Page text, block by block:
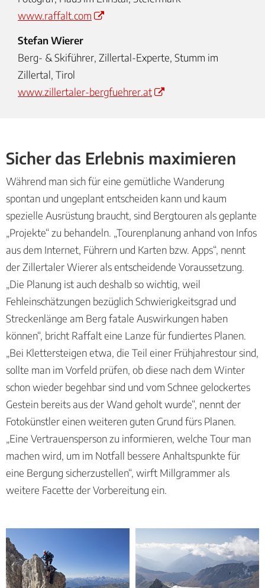
www.raffalt.com
Stefan Wierer
Berg- & Skiführer, Zillertal-Experte, Stumm im
Zillertal, Tirol
www.zillertaler-bergfuehrer.at
Sicher das Erlebnis maximieren
Während man sich für eine gemütliche Wanderung
spontan und ungeplant entscheiden kann und kaum
spezielle Ausrüstung braucht, sind Bergtouren als geplante
„Projekte“ zu behandeln. „Tourenplanung anhand von Infos
aus dem Internet, Führern und Karten bzw. Apps“, nennt
der Zillertaler Wierer als entscheidende Voraussetzung.
„Die Planung ist auch deshalb so wichtig, weil
Fehleinschätzungen bezüglich Schwierigkeitsgrad und
Streckenlänge am Berg fatale Auswirkungen haben
können“, bricht Raffalt eine Lanze für fundiertes Planen.
„Bei Klettersteigen etwa, die Teil einer Frühjahrestour sind,
sollte man im Vorfeld prüfen, ob diese nach dem Winter
schon wieder begehbar sind und vom Schnee gelockertes
Gestein bereits aus der Wand geholt wurde“, nennt der
Fotokünstler einen weiteren guten Grund fürs Planen.
„Eine Vertrauensperson zu informieren, welche Tour man
machen wird, um im Notfall bessere Anhaltspunkte für
eine Bergung sicherzustellen“, wirft Millgrammer als
weitere Facette der Vorbereitung ein.